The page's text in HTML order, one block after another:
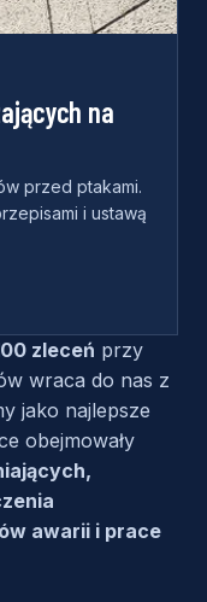
na
przed ptakami.
i ustawą
zleceń przy
wraca do nas z
jako najlepsze
obejmowały
awarii i prace